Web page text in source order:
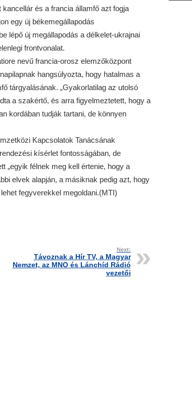
és a francia államfő azt fogja
egy új békemegállapodás
lépő új megállapodás a délkelet-ukrajnai
frontvonalat.
nevű francia-orosz elemzőközpont
hangsúlyozta, hogy hatalmas a
tárgyalásának. „Gyakorlatilag az utolsó
a szakértő, és arra figyelmeztetett, hogy a
kordában tudják tartani, de könnyen
Kapcsolatok Tanácsának
kísérlet fontosságában, de
„egyik félnek meg kell értenie, hogy a
elvek alapján, a másiknak pedig azt, hogy
fegyverekkel megoldani.(MTI)
Next:
Távoznak a Hír TV, a Magyar
Nemzet, az MNO és Lánchíd Rádió
vezetői